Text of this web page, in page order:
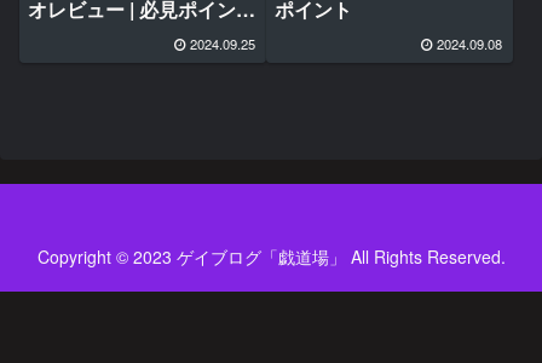
オレビュー | 必見ポイント
2024.09.25
ポイント
2024.09.08
Copyright © 2023 ゲイブログ「戯道場」 All Rights Reserved.